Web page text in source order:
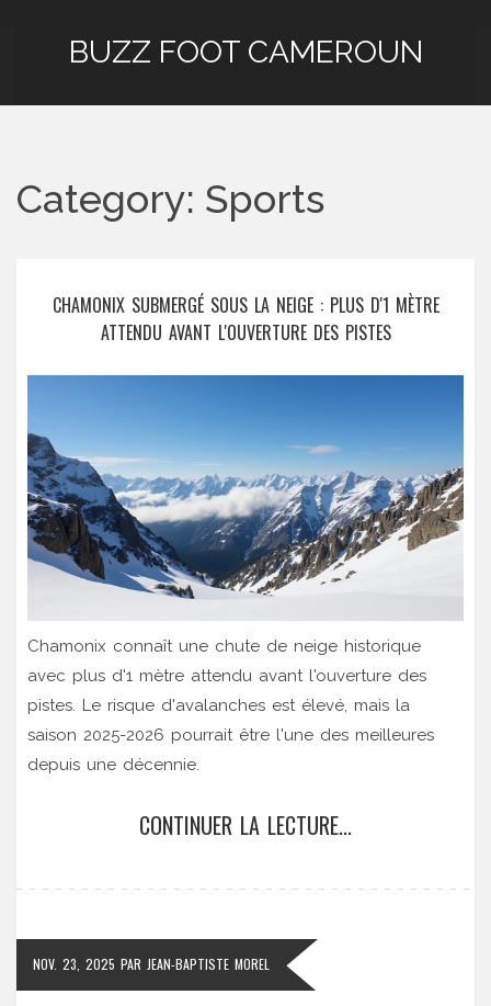
BUZZ FOOT CAMEROUN
Category: Sports
CHAMONIX SUBMERGÉ SOUS LA NEIGE : PLUS D'1 MÈTRE
ATTENDU AVANT L'OUVERTURE DES PISTES
Chamonix connaît une chute de neige historique
avec plus d'1 mètre attendu avant l'ouverture des
pistes. Le risque d'avalanches est élevé, mais la
saison 2025-2026 pourrait être l'une des meilleures
depuis une décennie.
CONTINUER LA LECTURE...
NOV. 23, 2025 PAR JEAN-BAPTISTE MOREL